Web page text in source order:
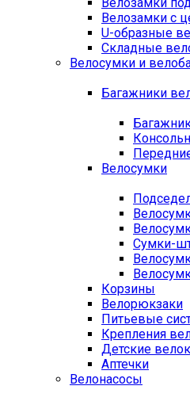
Велозамки с
U-образные
Складные
Велосумки и
Багажники
Велосумки
Сумки-
Корзины
Велорюкзаки
Питьевые
Крепления
Детские
Аптечки
Велонасосы